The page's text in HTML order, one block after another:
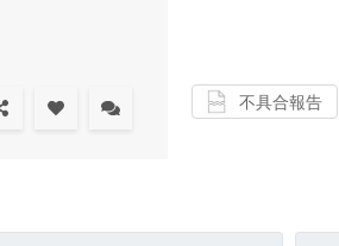
不具合報告